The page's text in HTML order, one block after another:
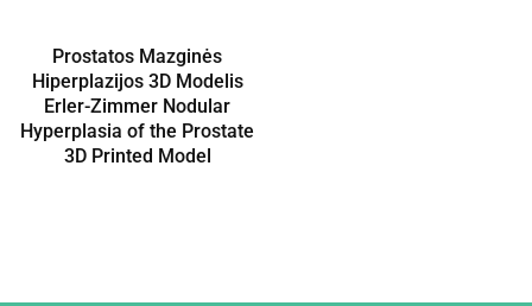
Prostatos Mazginės
Hiperplazijos 3D Modelis
Erler-Zimmer Nodular
Hyperplasia of the Prostate
3D Printed Model